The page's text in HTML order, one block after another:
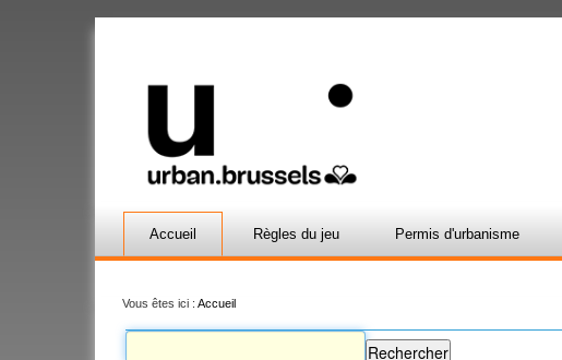
Accueil Règles du jeu Permis d'urbanisme
Vous êtes ici : Accueil